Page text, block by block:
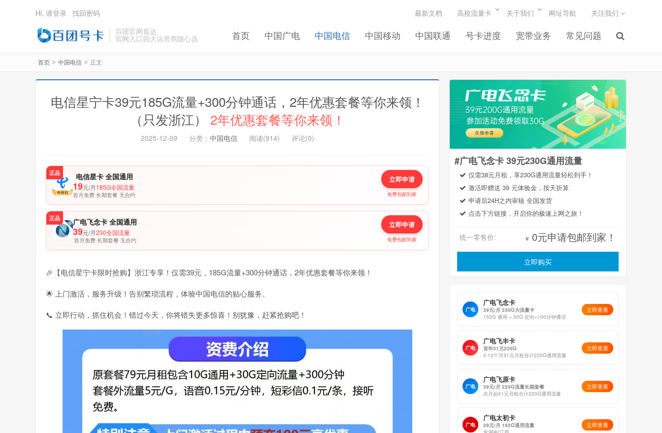
百团官网直达
官网入口四大运营商随心选 首页 中国广电 中国电信 中国移动 中国联通 号卡进度 宽带业务 常见问题
最新文档 高校流量卡 关于我们 网址导航 关注我们
Hi, 请登录 找回密码
首页 > 中国电信 > 正文
电信星宁卡39元185G流量+300分钟通话，2年优惠套餐等你来领！
（只发浙江） 2年优惠套餐等你来领！
2025-12-09 分类： 中国电信 阅读(914) 评论(0)
正品 电信星卡 全国通用
19元/月185G全国流量
首月免费 长期套餐 无合约
立即申请
免费包邮到家
正品 广电飞念卡 全国通用
39元/月230全国流量
首月免费 长期套餐 无合约
立即申请
免费包邮到家
🎉【电信星宁卡限时抢购】浙江专享！仅需39元，185G流量+300分钟通话，2年优惠套餐等你来领！
🌟 上门激活，服务升级！告别繁琐流程，体验中国电信的贴心服务。
📞 立即行动，抓住机会！错过今天，你将错失更多惊喜！别犹豫，赶紧抢购吧！
#广电飞念卡 39元230G通用流量
仅需38元月租，享230G通用流量轻松到手！
激活即赠送 39 元体验金，按天折算
申请后24H之内审核 全国发货
点击下方链接，开启你的极速上网之旅！
￥ 0元申请包邮到家！
统一零售价:
立即购买
广电
广电飞念卡
39元/月 230G大流量卡
155G 通用 + 30G 定向+100分钟通话
立即查看
广电
广电飞丰卡
首年31元220G
2-12个月31元月租合计220G通用流量
立即查看
广电
广电飞原卡
39元/月 220G流量长期套餐
次月起41元月租合计220G通用流量
立即查看
广电
广电太初卡
29元/月 192G通用流量
立即查看
我们将发送一封验证邮件至你的邮箱, 请正确填写以